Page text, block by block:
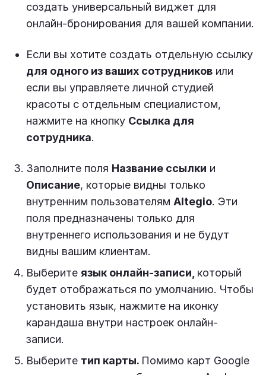
создать универсальный виджет для
онлайн-бронирования для вашей компании.
Если вы хотите создать отдельную ссылку
для одного из ваших сотрудников или
если вы управляете личной студией
красоты с отдельным специалистом,
нажмите на кнопку Ссылка для
сотрудника.
Заполните поля Название ссылки и
Описание, которые видны только
внутренним пользователям Altegio. Эти
поля предназначены только для
внутреннего использования и не будут
видны вашим клиентам.
Выберите язык онлайн-записи, который
будет отображаться по умолчанию. Чтобы
установить язык, нажмите на иконку
карандаша внутри настроек онлайн-
записи.
Выберите тип карты. Помимо карт Google